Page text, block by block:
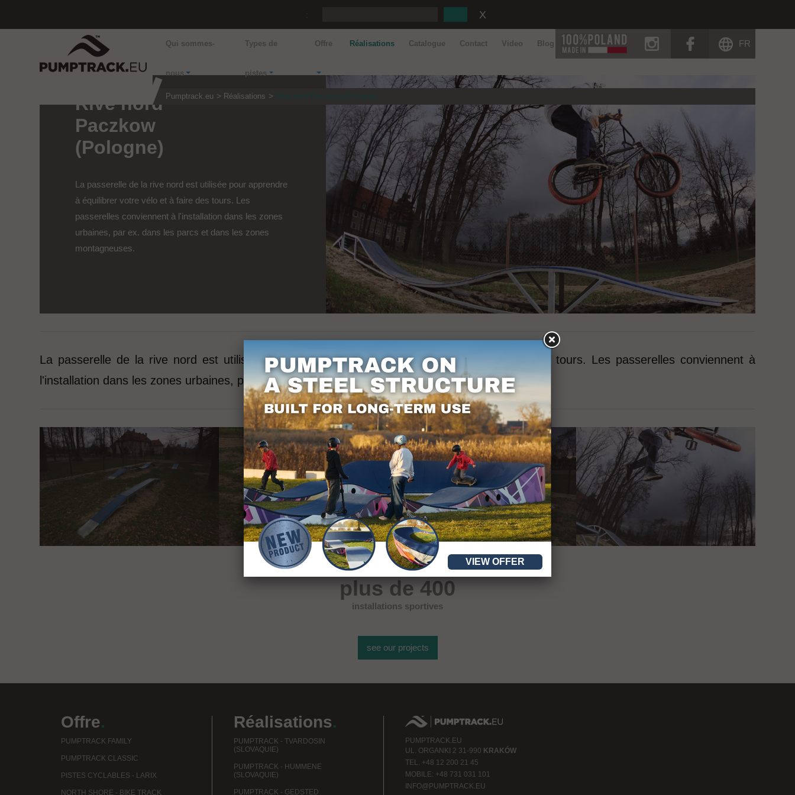
Qui sommes-
nous
Types de
pistes
Offre Réalisations Catalogue Contact Video Blog
instagram
FR
Pumptrack.eu Réalisations Rive nord Paczkow (Pologne)
Rive nord
Paczkow
(Pologne)
La passerelle de la rive nord est utilisée pour apprendre
à équilibrer votre vélo et à faire des tours. Les
passerelles conviennent à l'installation dans les zones
urbaines, par ex. dans les parcs et dans les zones
montagneuses.
La passerelle de la rive nord est utilisée pour apprendre à équilibrer votre vélo et à faire des tours. Les passerelles conviennent à
l'installation dans les zones urbaines, par ex. dans les parcs et dans les zones montagneuses.
plus de 400
installations sportives
see our projects
Offre.
PUMPTRACK FAMILY
PUMPTRACK CLASSIC
PISTES CYCLABLES - LARIX
NORTH SHORE - BIKE TRACK
Réalisations.
PUMPTRACK - TVARDOSIN
(SLOVAQUIE)
PUMPTRACK - HUMMENE
(SLOVAQUIE)
PUMPTRACK - GEDSTED
PUMPTRACK.EU
UL. ORGANKI 2 31-990 KRAKÓW
TEL. +48 12 200 21 45
MOBILE: +48 731 031 101
INFO@PUMPTRACK.EU
VIEW OFFER